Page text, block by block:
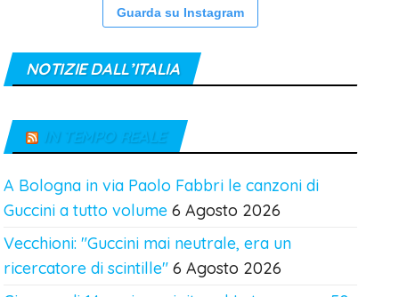
Guarda su Instagram
NOTIZIE DALL’ITALIA
IN TEMPO REALE
A Bologna in via Paolo Fabbri le canzoni di
Guccini a tutto volume 6 Agosto 2026
Vecchioni: "Guccini mai neutrale, era un
ricercatore di scintille" 6 Agosto 2026